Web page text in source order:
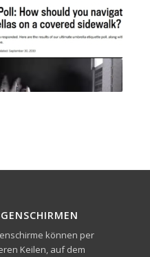
können per
Keilen, auf dem